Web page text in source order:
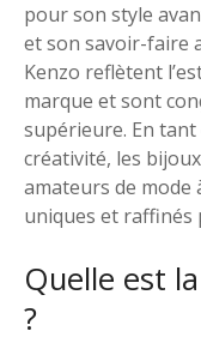
pour son style
et son savoir-faire
Kenzo reflètent
marque et sont
supérieure. En tant
créativité, les
amateurs de mode
uniques et
Quelle est
?